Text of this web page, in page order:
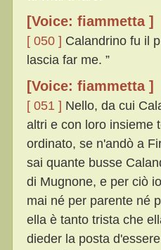
[Voice: fiammetta ]
[ 050 ] Calandrino fu il
lascia far me. ”
[Voice: fiammetta ]
[ 051 ] Nello, da cui
altri e con loro insieme
ordinato, se n'andò a
sai quante busse
di Mugnone, e per ciò
mai né per parente né
ella è tanto trista che
dieder la posta